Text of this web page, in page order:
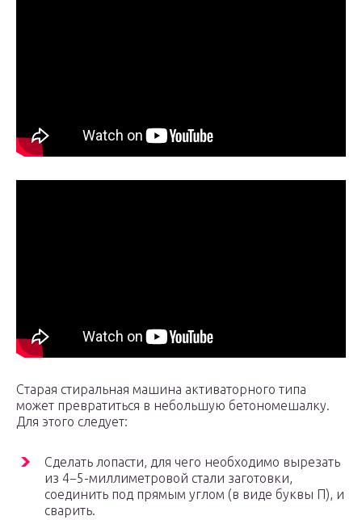
Старая стиральная машина активаторного типа
может превратиться в небольшую бетономешалку.
Для этого следует:
Сделать лопасти, для чего необходимо вырезать
из 4−5-миллиметровой стали заготовки,
соединить под прямым углом (в виде буквы П), и
сварить.